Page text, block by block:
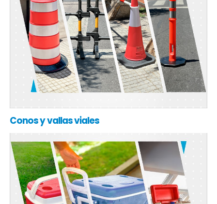
Conos y vallas viales